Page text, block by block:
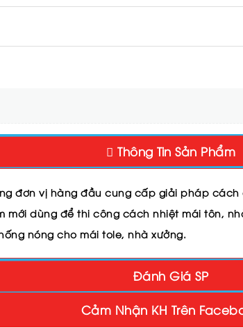
Thông Tin Sản Phẩm
đơn vị hàng đầu cung cấp giải pháp
mới dùng để thi công cách nhiệt mái tôn,
nóng cho mái tole, nhà xưởng.
Đánh Giá SP
Cảm Nhận KH Trên